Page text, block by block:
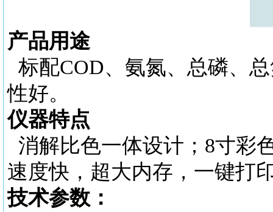
产品用途
标配COD、氨氮、总磷、
性好。
仪器特点
消解比色一体设计； 8寸彩
速度快，超大内存，一键打
技术参数：